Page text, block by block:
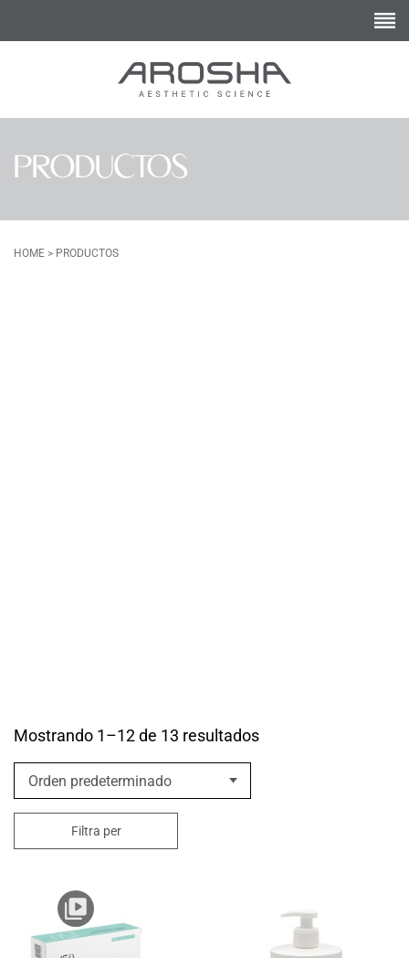
PRODUCTOS
HOME > PRODUCTOS
Mostrando 1–12 de 13 resultados
Filtra per